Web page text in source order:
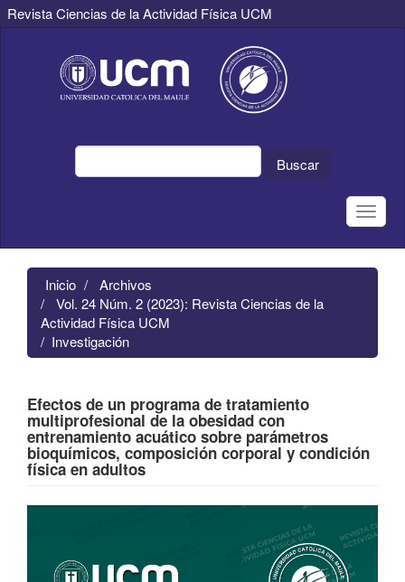
Revista Ciencias de la Actividad Física UCM
principal
Contenido
principal
Buscar
Toggle
Inicio
Archivos
Vol. 24 Núm. 2 (2023): Revista Ciencias de la
Actividad Física UCM
Investigación
Efectos de un programa de tratamiento
multiprofesional de la obesidad con
entrenamiento acuático sobre parámetros
bioquímicos, composición corporal y condición
física en adultos
Barra